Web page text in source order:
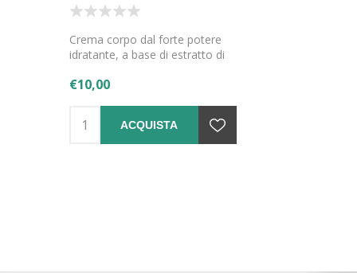
Crema corpo dal forte potere
idratante, a base di estratto di
concentrato.
€10,00
ACQUISTA